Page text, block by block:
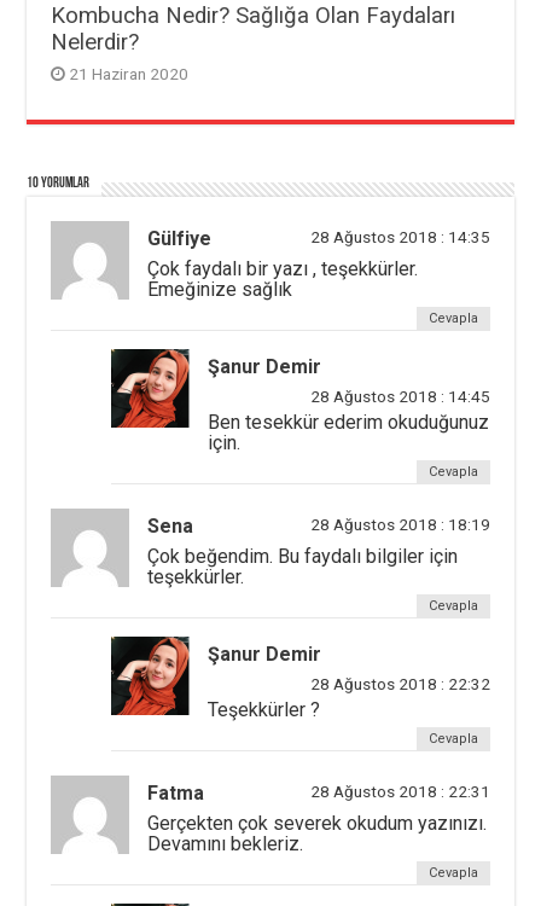
Kombucha Nedir? Sağlığa Olan Faydaları
Nelerdir?
21 Haziran 2020
10 yorumlar
Gülfiye 28 Ağustos 2018 : 14:35
Çok faydalı bir yazı , teşekkürler.
Emeğinize sağlık
Cevapla
Şanur Demir
28 Ağustos 2018 : 14:45
Ben tesekkür ederim okuduğunuz
için.
Cevapla
Sena 28 Ağustos 2018 : 18:19
Çok beğendim. Bu faydalı bilgiler için
teşekkürler.
Cevapla
Şanur Demir
28 Ağustos 2018 : 22:32
Teşekkürler ?
Cevapla
Fatma 28 Ağustos 2018 : 22:31
Gerçekten çok severek okudum yazınızı.
Devamını bekleriz.
Cevapla